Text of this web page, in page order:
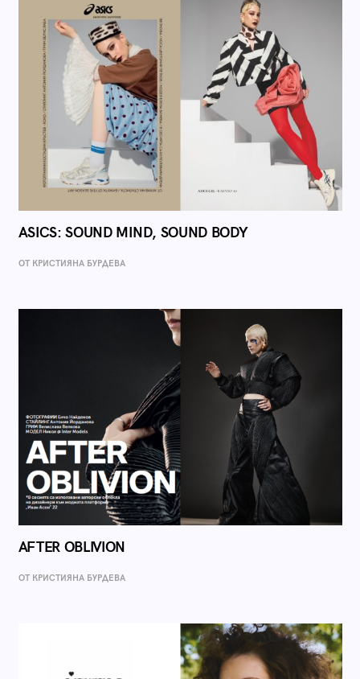
ASICS: SOUND MIND, SOUND BODY
ОТ КРИСТИЯНА БУРДЕВА
AFTER OBLIVION
ОТ КРИСТИЯНА БУРДЕВА